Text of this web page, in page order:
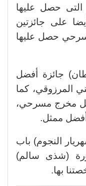
التى حصل عليها
على جائزتين
حصل عليها
جائزة أفضل
المرزوقي، كما
مخرج مسرحي،
أفضل ممثل.
النجوم) باب
(شذى سالم)
بها.